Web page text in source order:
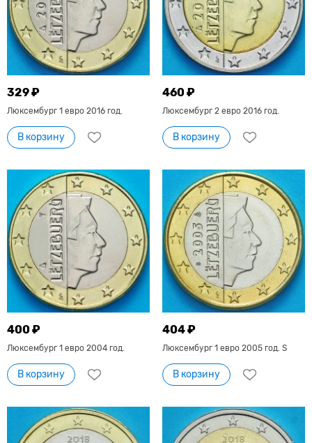
329 ₽
Люксембург 1 евро 2016 год.
В корзину
460 ₽
Люксембург 2 евро 2016 год.
В корзину
400 ₽
Люксембург 1 евро 2004 год.
В корзину
404 ₽
Люксембург 1 евро 2005 год. S
В корзину